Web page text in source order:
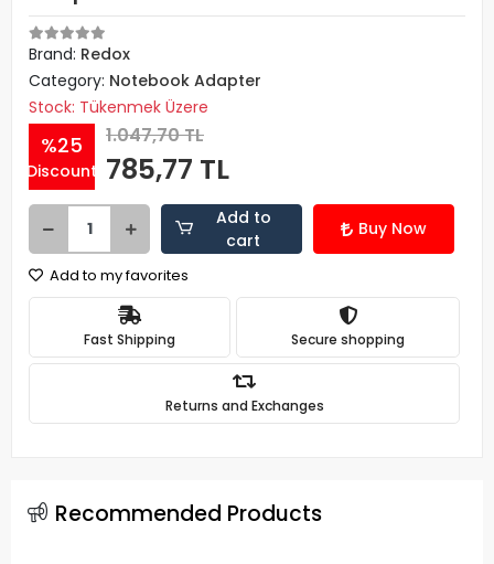
Brand: Redox
Category: Notebook Adapter
Stock: Tükenmek Üzere
%25
Discount
1.047,70 TL
785,77 TL
Add to
cart
Buy Now
Add to my favorites
Fast Shipping Secure shopping
Returns and Exchanges
Recommended Products